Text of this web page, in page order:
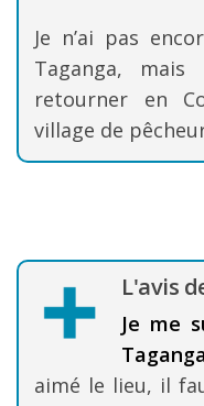
Je n’ai pas
Taganga,
retourner en
village de
L'avis
Je me
aimé le lieu, il